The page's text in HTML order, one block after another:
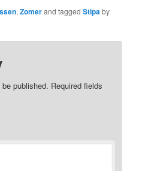
,Zomerand taggedStipaby
published. Required fields